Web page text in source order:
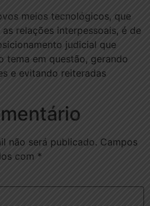
meios tecnológicos, que
relações interpessoais, é de
judicial que
tema em questão, gerando
e evitando reiteradas
não será publicado. Campos
com *